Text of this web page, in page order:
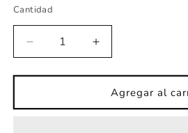
Cantidad
Reducir
cantidad
para
infantil
Aumentar
cantidad
para
Lámina
infantil
Agregar al